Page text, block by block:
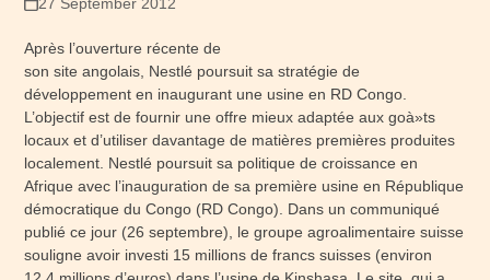
Après l’ouverture récente de
son site angolais, Nestlé poursuit sa stratégie de
développement en inaugurant une usine en RD Congo.
L’objectif est de fournir une offre mieux adaptée aux goà»ts
locaux et d’utiliser davantage de matières premières produites
localement. Nestlé poursuit sa politique de croissance en
Afrique avec l’inauguration de sa première usine en République
démocratique du Congo (RD Congo). Dans un communiqué
publié ce jour (26 septembre), le groupe agroalimentaire suisse
souligne avoir investi 15 millions de francs suisses (environ